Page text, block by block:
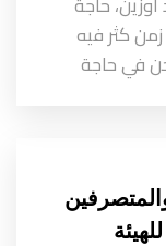
كثر فيه
في حاجة